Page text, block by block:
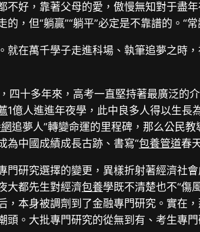
不好，靠著父母的愛，傲慢無知對于盡
，但“躺贏”“躺平”必定是不靠譜的。“
就在萬千學子走進科場、執筆追夢之時
四十多年來，高考一直堅持著最廣泛的
1億人進進年夜學，此中良多人得以生長
追夢人”轉變命運的里程碑，那么公民
為中國成績成長古跡、書寫“包養管道春
門研究選擇的變更，異樣折射著經濟社
大都先生對經濟包養學既不清楚也不“傷
，本身被調劑到了金融專門研究。實在
頭。大批專門研究的從無到有、考生專